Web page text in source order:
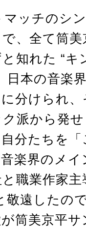
ッチのシ
、全て筒
知れた “キ
日本の音楽
分けられ
派から発
分たちを
楽界のメ
職業作家主
敬遠したの
が筒美京平